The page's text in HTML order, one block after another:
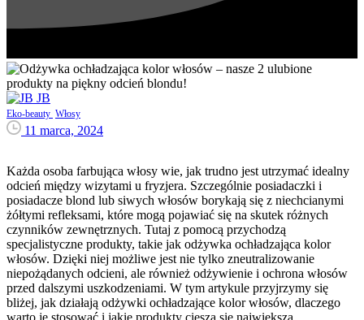
JB
Eko-beauty Włosy
11 marca, 2024
Każda osoba farbująca włosy wie, jak trudno jest utrzymać idealny
odcień między wizytami u fryzjera. Szczególnie posiadaczki i
posiadacze blond lub siwych włosów borykają się z niechcianymi
żółtymi refleksami, które mogą pojawiać się na skutek różnych
czynników zewnętrznych. Tutaj z pomocą przychodzą
specjalistyczne produkty, takie jak odżywka ochładzająca kolor
włosów. Dzięki niej możliwe jest nie tylko zneutralizowanie
niepożądanych odcieni, ale również odżywienie i ochrona włosów
przed dalszymi uszkodzeniami. W tym artykule przyjrzymy się
bliżej, jak działają odżywki ochładzające kolor włosów, dlaczego
warto je stosować i jakie produkty cieszą się największą